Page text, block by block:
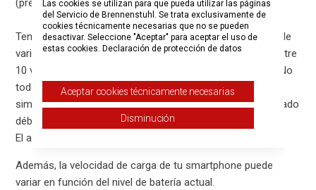
(preferiblemente con un enlace, por ejemplo, Amazon).
Tenga en cuenta que la alimentación máxima posible puede
variar mucho con las conexiones USB-C. Puede oscilar entre
10 vatios para smartphones y 100 vatios para portátiles. No
todos los cables USB-C pueden cargar un portátil,
simplemente porque la fuente de alimentación es demasiado
débil.
El amperaje suele reconocerse en el enchufe del cable.
Además, la velocidad de carga de tu smartphone puede
variar en función del nivel de batería actual.
Las cookies se utilizan para que pueda utilizar las páginas
del Servicio de Brennenstuhl. Se trata exclusivamente de
cookies técnicamente necesarias que no se pueden
desactivar. Seleccione "Aceptar" para aceptar el uso de
estas cookies. Declaración de protección de datos
Aceptar cookies técnicamente necesarias
Disminución